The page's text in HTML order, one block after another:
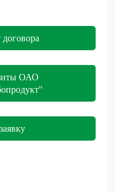
договора
ОАО